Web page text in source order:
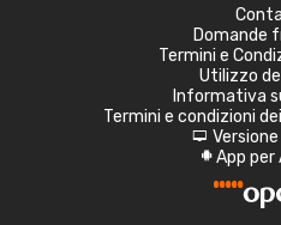
Domande
Termini e
Utilizzo
Informativa
Termini e condizioni
d
A App per